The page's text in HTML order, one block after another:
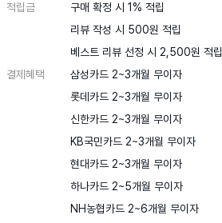
적립금
구매 확정 시 1% 적립
리뷰 작성 시 500원 적립
베스트 리뷰 선정 시 2,500원 적립
결제혜택
삼성카드 2~3개월 무이자
롯데카드 2~3개월 무이자
신한카드 2~3개월 무이자
KB국민카드 2~3개월 무이자
현대카드 2~3개월 무이자
하나카드 2~5개월 무이자
NH농협카드 2~6개월 무이자